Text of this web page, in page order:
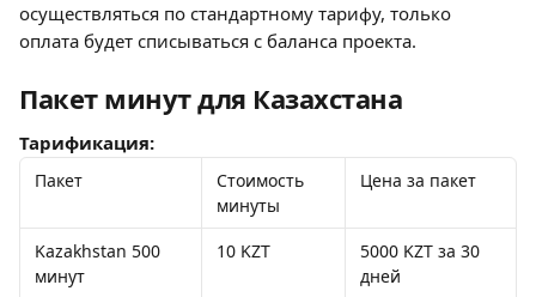
осуществляться по стандартному тарифу, только
оплата будет списываться с баланса проекта.
Пакет минут для Казахстана
Тарификация:
Пакет
Стоимость
минуты
Цена за пакет
Kazakhstan 500
минут
10 KZT
5000 KZT за 30
дней